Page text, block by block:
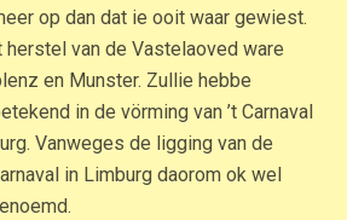
op dan dat ie ooit waar gewiest.
van de Vastelaoved ware
en Munster. Zullie hebbe
in de vörming van ’t Carnaval
Vanweges de ligging van de
in Limburg daorom ok wel